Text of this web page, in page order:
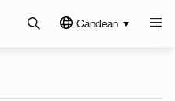
Candean